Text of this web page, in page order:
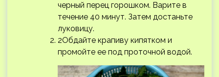
черный перец горошком. Варите в
течение 40 минут. Затем достаньте
луковицу.
2Обдайте крапиву кипятком и
промойте ее под проточной водой.